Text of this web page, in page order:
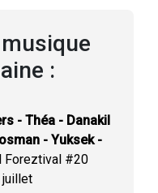
:
- Théa - Danakil
- Yuksek -
Foreztival #20
juillet